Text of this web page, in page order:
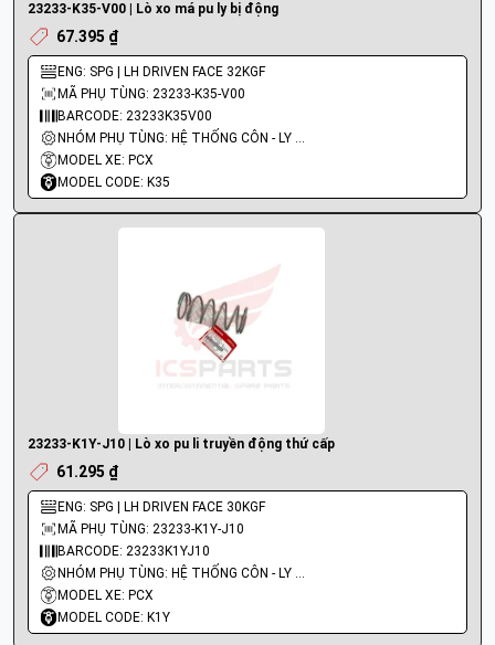
23233-K35-V00 | Lò xo má pu ly bị động
67.395 ₫
ENG: SPG | LH DRIVEN FACE 32KGF
MÃ PHỤ TÙNG: 23233-K35-V00
BARCODE: 23233K35V00
NHÓM PHỤ TÙNG: HỆ THỐNG CÔN - LY HỢP - TRỤC SỐ - BÁNH RĂNG
MODEL XE: PCX
MODEL CODE: K35
23233-K1Y-J10 | Lò xo pu li truyền động thứ cấp
61.295 ₫
ENG: SPG | LH DRIVEN FACE 30KGF
MÃ PHỤ TÙNG: 23233-K1Y-J10
BARCODE: 23233K1YJ10
NHÓM PHỤ TÙNG: HỆ THỐNG CÔN - LY HỢP - TRỤC SỐ - BÁNH RĂNG
MODEL XE: PCX
MODEL CODE: K1Y